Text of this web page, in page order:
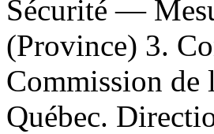
Sécurité —
(Province) 3.
Commission de
Québec.